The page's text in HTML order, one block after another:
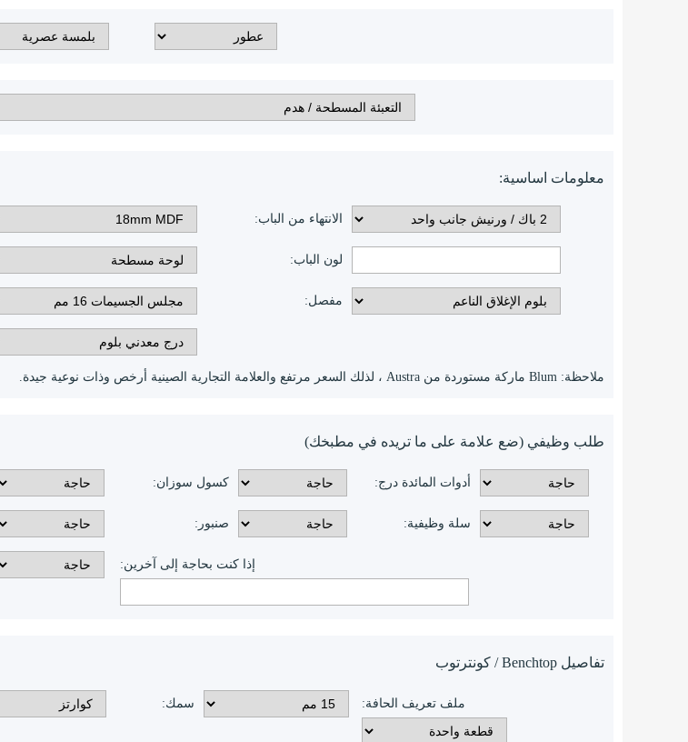
معلومات اساسية:
الانتهاء من الباب:
لون الباب:
مفصل:
ملاحظة: Blum ماركة مستوردة من Austra ، لذلك السعر مرتفع والعلامة التجارية الصينية أرخص وذات نوعية جيدة.
طلب وظيفي (ضع علامة على ما تريده في مطبخك)
كسول سوزان: أدوات المائدة درج:
صنبور: سلة وظيفية:
إذا كنت بحاجة إلى آخرين:
تفاصيل Benchtop / كونترتوب
سمك: ملف تعريف الحافة: